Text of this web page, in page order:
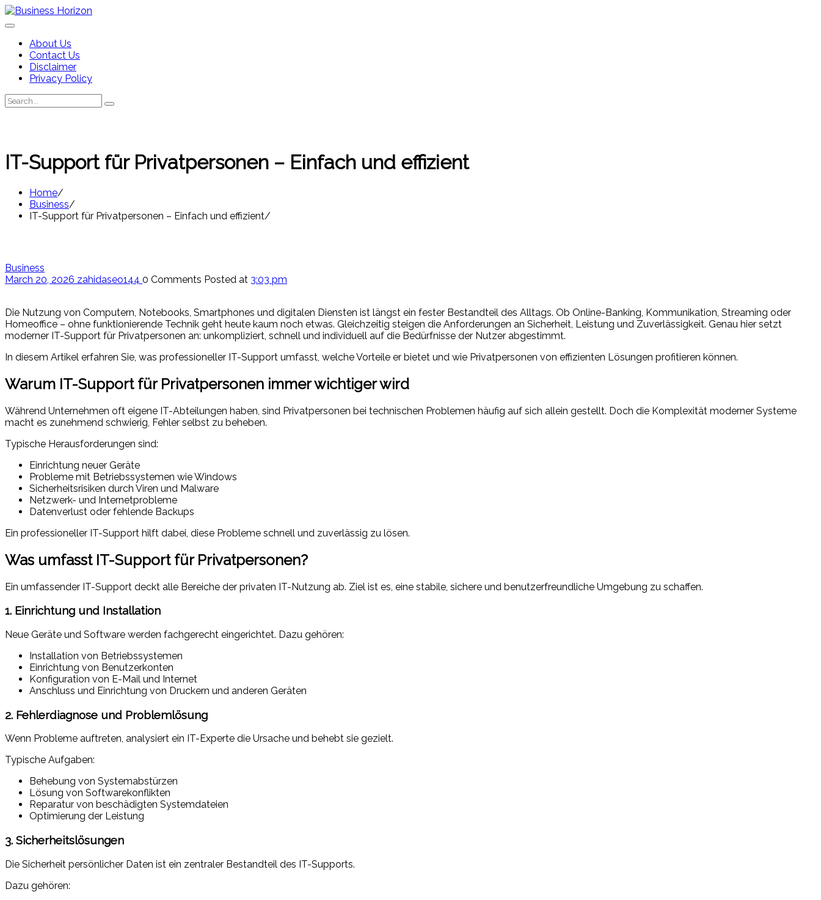
Skip
to
About Us
Contact Us
Disclaimer
Privacy Policy
Search
for:
Search
IT-Support für Privatpersonen – Einfach und effizient
Home
Business
IT-Support für Privatpersonen – Einfach und effizient
Business
March 20, 2026 zahidaseo144 0 Comments Posted at 3:03 pm
Die Nutzung von Computern, Notebooks, Smartphones und digitalen Diensten ist längst ein fester Bestandteil des Alltags. Ob Online-Banking, Kommunikation, Streaming oder
Homeoffice – ohne funktionierende Technik geht heute kaum noch etwas. Gleichzeitig steigen die Anforderungen an Sicherheit, Leistung und Zuverlässigkeit. Genau hier setzt
moderner IT-Support für Privatpersonen an: unkompliziert, schnell und individuell auf die Bedürfnisse der Nutzer abgestimmt.
In diesem Artikel erfahren Sie, was professioneller IT-Support umfasst, welche Vorteile er bietet und wie Privatpersonen von effizienten Lösungen profitieren können.
Warum IT-Support für Privatpersonen immer wichtiger wird
Während Unternehmen oft eigene IT-Abteilungen haben, sind Privatpersonen bei technischen Problemen häufig auf sich allein gestellt. Doch die Komplexität moderner Systeme
macht es zunehmend schwierig, Fehler selbst zu beheben.
Typische Herausforderungen sind:
Einrichtung neuer Geräte
Probleme mit Betriebssystemen wie Windows
Sicherheitsrisiken durch Viren und Malware
Netzwerk- und Internetprobleme
Datenverlust oder fehlende Backups
Ein professioneller IT-Support hilft dabei, diese Probleme schnell und zuverlässig zu lösen.
Was umfasst IT-Support für Privatpersonen?
Ein umfassender IT-Support deckt alle Bereiche der privaten IT-Nutzung ab. Ziel ist es, eine stabile, sichere und benutzerfreundliche Umgebung zu schaffen.
1. Einrichtung und Installation
Neue Geräte und Software werden fachgerecht eingerichtet. Dazu gehören:
Installation von Betriebssystemen
Einrichtung von Benutzerkonten
Konfiguration von E-Mail und Internet
Anschluss und Einrichtung von Druckern und anderen Geräten
2. Fehlerdiagnose und Problemlösung
Wenn Probleme auftreten, analysiert ein IT-Experte die Ursache und behebt sie gezielt.
Typische Aufgaben:
Behebung von Systemabstürzen
Lösung von Softwarekonflikten
Reparatur von beschädigten Systemdateien
Optimierung der Leistung
3. Sicherheitslösungen
Die Sicherheit persönlicher Daten ist ein zentraler Bestandteil des IT-Supports.
Dazu gehören: